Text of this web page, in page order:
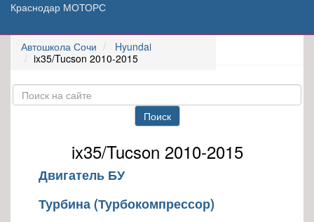
Краснодар МОТОРС
Автошкола Сочи
Hyundai
ix35/Tucson 2010-2015
Поиск
ix35/Tucson 2010-2015
Двигатель БУ
Турбина (Турбокомпрессор)